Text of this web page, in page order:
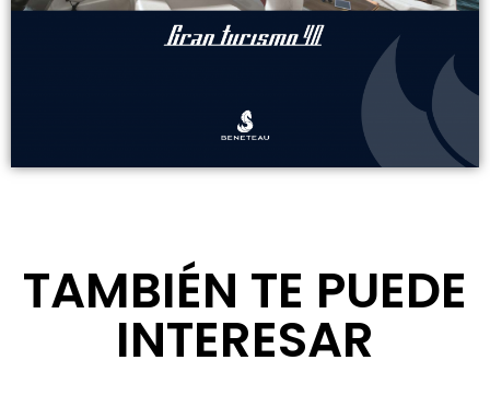
TAMBIÉN TE PUEDE
INTERESAR